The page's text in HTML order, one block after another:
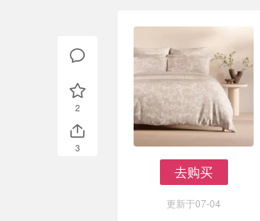
去购买
更新于07-04
2
3